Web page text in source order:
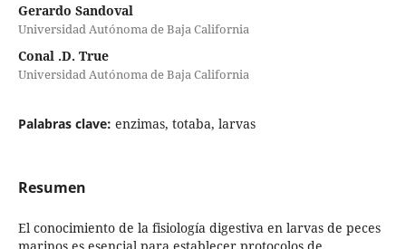
Gerardo Sandoval
Universidad Autónoma de Baja California
Conal .D. True
Universidad Autónoma de Baja California
Palabras clave: enzimas, totaba, larvas
Resumen
El conocimiento de la fisiología digestiva en larvas de peces